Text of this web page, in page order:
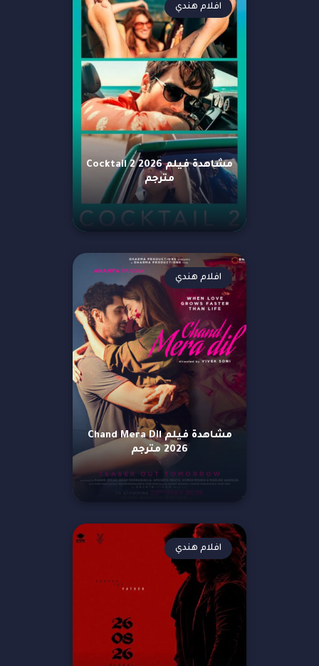
مشاهدة فيلم Cocktail 2 2026
مترجم
افلام هندي
مشاهدة فيلم Chand Mera Dil
2026 مترجم
افلام هندي
افلام هندي